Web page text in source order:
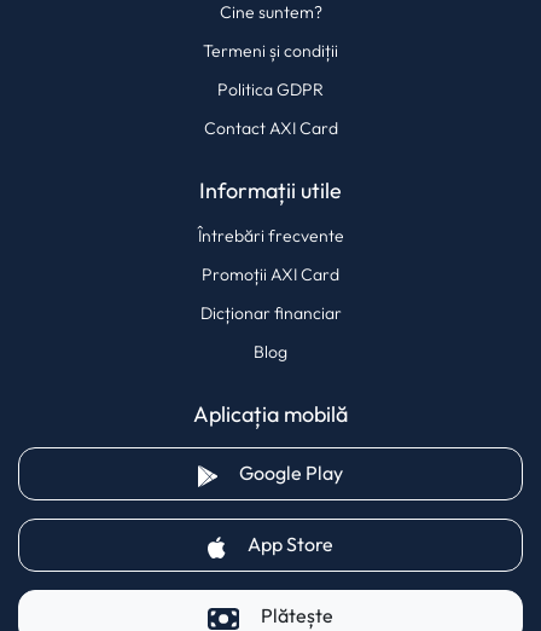
Cine suntem?
Termeni și condiții
Politica GDPR
Contact AXI Card
Informații utile
Întrebări frecvente
Promoții AXI Card
Dicționar financiar
Blog
Aplicația mobilă
Google Play(opens in a new tab)
App Store
Plătește